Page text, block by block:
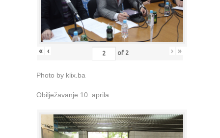
« ‹ of 2 › »
Photo by klix.ba
Obilježavanje 10. aprila